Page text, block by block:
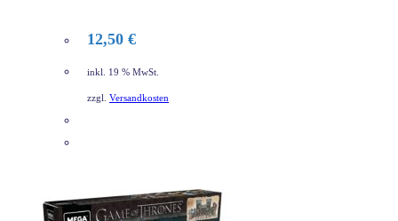
12,50 €
inkl. 19 % MwSt.
zzgl. Versandkosten